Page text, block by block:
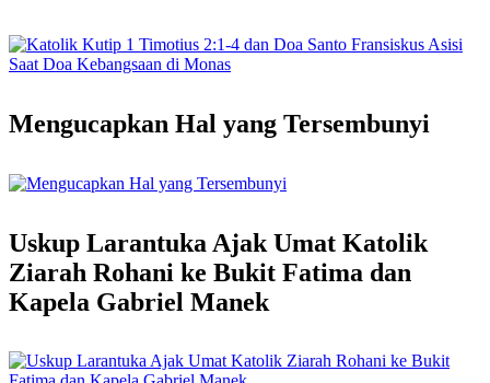
Mengucapkan Hal yang Tersembunyi
Uskup Larantuka Ajak Umat Katolik
Ziarah Rohani ke Bukit Fatima dan
Kapela Gabriel Manek